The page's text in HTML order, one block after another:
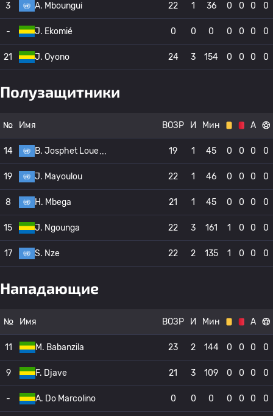
3 A. Mboungui 22 1 36 0 0 0 0
- J. Ekomié 0 0 0 0 0 0 0
21 J. Oyono 24 3 154 0 0 0 0
Полузащитники
№ Имя ВОЗР И Мин А
14 B. Josphet Loue 19 1 45 0 0 0 0
19 J. Mayoulou 22 1 46 0 0 0 0
8 H. Mbega 21 1 45 0 0 0 0
15 J. Ngounga 22 3 161 1 0 0 0
17 S. Nze 22 2 135 1 0 0 0
Нападающие
№ Имя ВОЗР И Мин А
11 M. Babanzila 23 2 144 0 0 0 0
9 F. Djave 21 3 109 0 0 0 0
- A. Do Marcolino 0 0 0 0 0 0 0